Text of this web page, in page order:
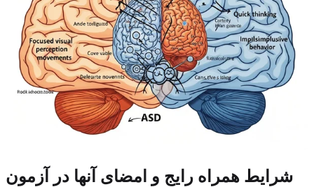
شرایط همراه رایج و امضای آنها در آزمون